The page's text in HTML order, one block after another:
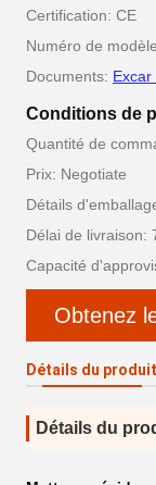
Certification: CE
Numéro de
Documents:
Conditions de
Quantité de
Prix: Negotiate
Détails
Délai de livraison:
Capacité
Obtenez
Détails du produit
Détails du